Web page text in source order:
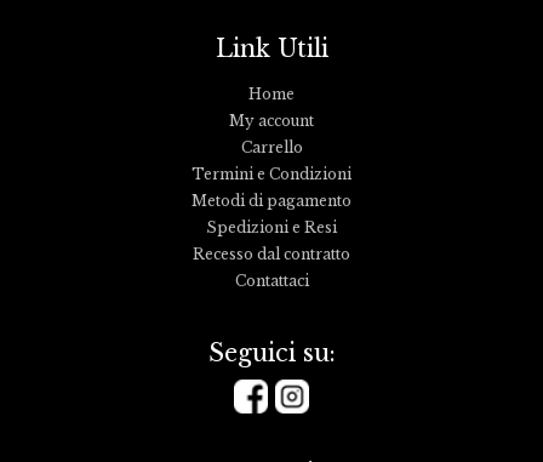
Link Utili
Home
My account
Carrello
Termini e Condizioni
Metodi di pagamento
Spedizioni e Resi
Recesso dal contratto
Contattaci
Seguici su: